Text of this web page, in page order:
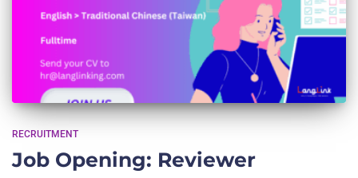
RECRUITMENT
Job Opening: Reviewer